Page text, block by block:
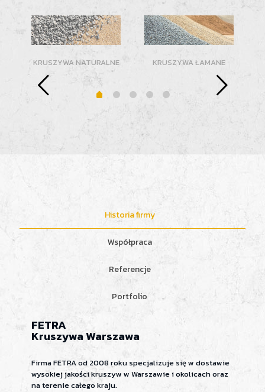
KRUSZYWA NATURALNE KRUSZYWA ŁAMANE
Historia firmy
Współpraca
Referencje
Portfolio
FETRA
Kruszywa Warszawa
Firma FETRA od 2008 roku specjalizuje się w dostawie
wysokiej jakości kruszyw w Warszawie i okolicach oraz
na terenie całego kraju.